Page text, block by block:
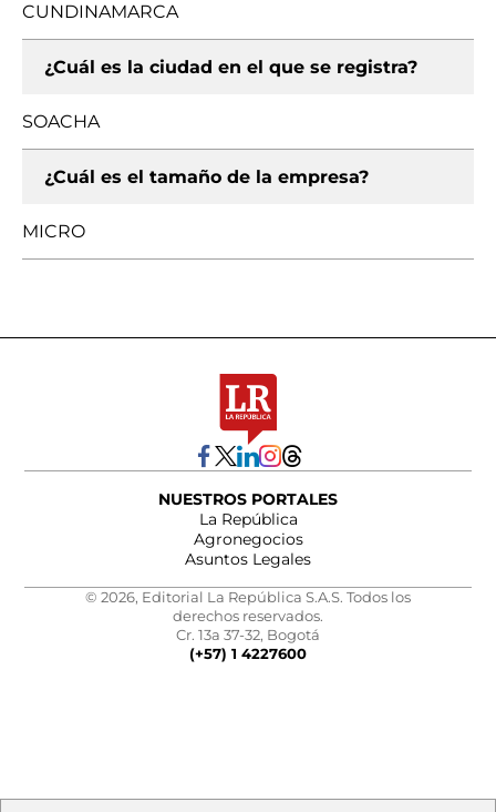
CUNDINAMARCA
¿Cuál es la ciudad en el que se registra?
SOACHA
¿Cuál es el tamaño de la empresa?
MICRO
NUESTROS PORTALES
La República
Agronegocios
Asuntos Legales
© 2026, Editorial La República S.A.S. Todos los
derechos reservados.
Cr. 13a 37-32, Bogotá
(+57) 1 4227600